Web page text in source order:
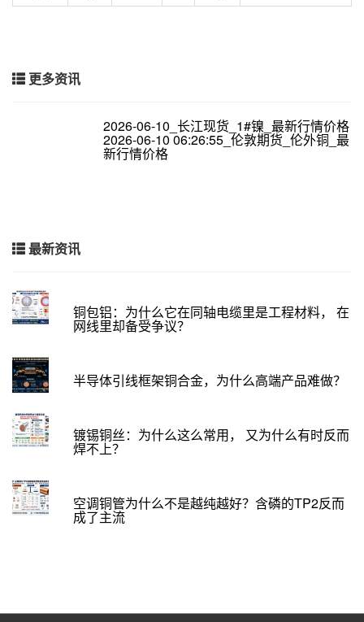
更多资讯
2026-06-10_长江现货_1#镍_最新行情价格
2026-06-10 06:26:55_伦敦期货_伦外铜_最
新行情价格
最新资讯
铜包铝：为什么它在同轴电缆里是工程材料， 在
网线里却备受争议？
半导体引线框架铜合金，为什么高端产品难做？
镀锡铜丝：为什么这么常用， 又为什么有时反而
焊不上？
空调铜管为什么不是越纯越好？含磷的TP2反而
成了主流